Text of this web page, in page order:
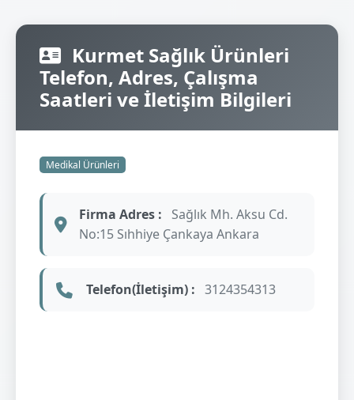
Kurmet Sağlık Ürünleri
Telefon, Adres, Çalışma
Saatleri ve İletişim Bilgileri
Medikal Ürünleri
Firma Adres :
Sağlık Mh. Aksu Cd.
No:15 Sıhhiye Çankaya Ankara
Telefon(İletişim) : 3124354313